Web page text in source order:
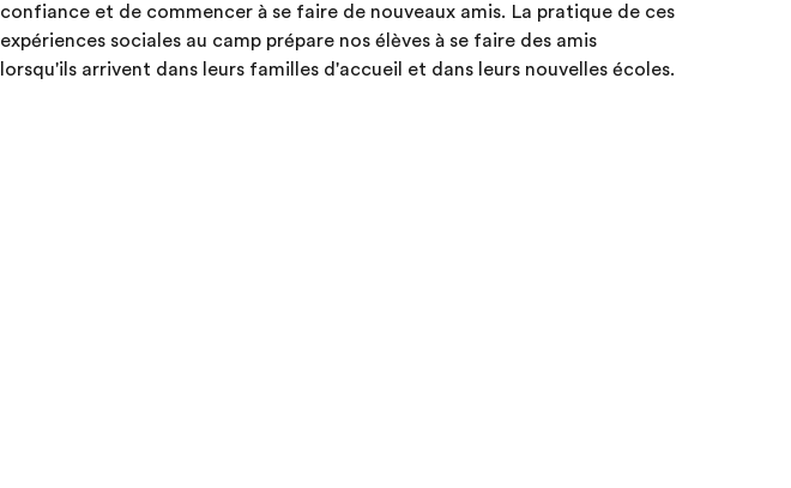
confiance et de commencer à se faire de nouveaux amis. La pratique de ces
expériences sociales au camp prépare nos élèves à se faire des amis
lorsqu'ils arrivent dans leurs familles d'accueil et dans leurs nouvelles écoles.